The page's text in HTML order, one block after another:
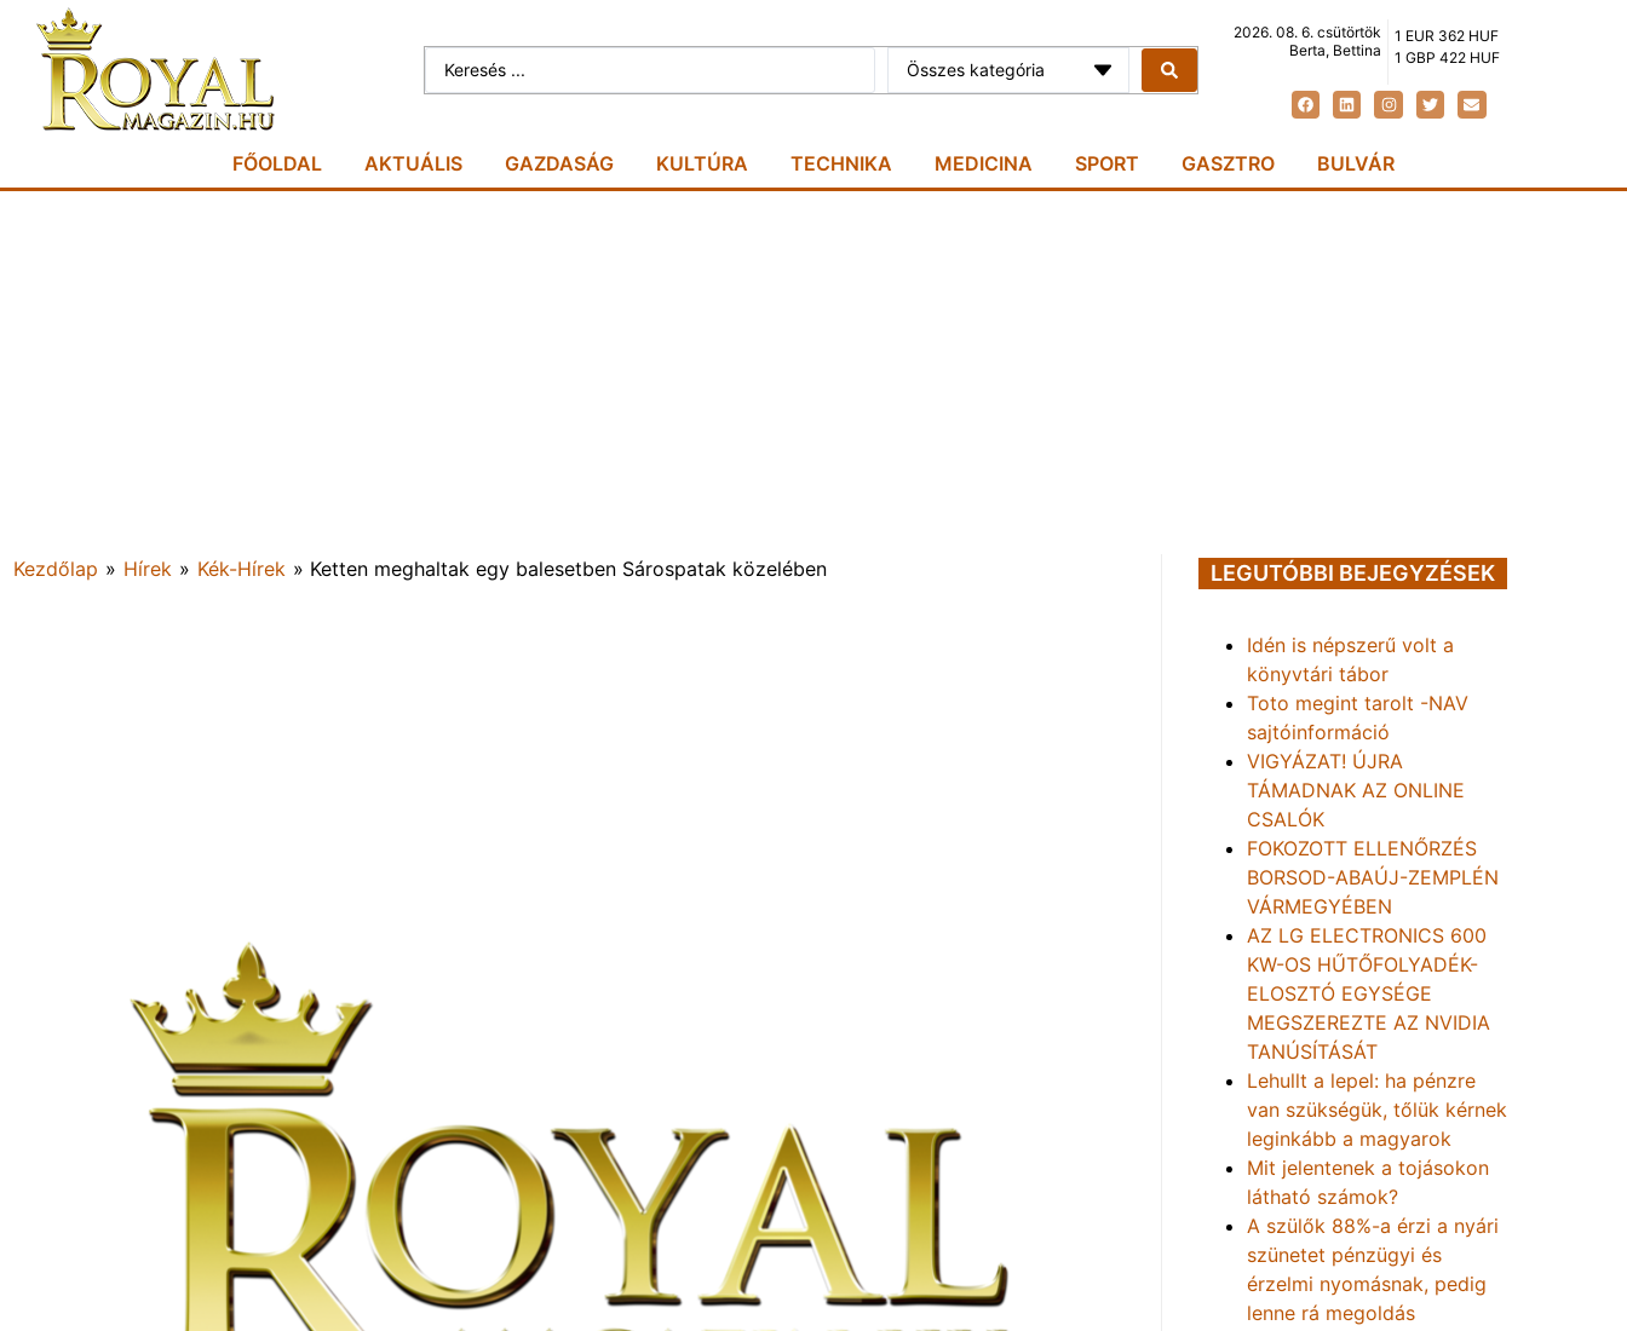
Összes kategória
2026. 08. 6. csütörtök
Berta, Bettina
1 EUR 362 HUF
1 GBP 422 HUF
FŐOLDAL AKTUÁLIS GAZDASÁG KULTÚRA TECHNIKA MEDICINA SPORT GASZTRO BULVÁR
Kezdőlap » Hírek » Kék-Hírek » Ketten meghaltak egy balesetben Sárospatak közelében LEGUTÓBBI BEJEGYZÉSEK
Idén is népszerű volt a
könyvtári tábor
Toto megint tarolt -NAV
sajtóinformáció
VIGYÁZAT! ÚJRA
TÁMADNAK AZ ONLINE
CSALÓK
FOKOZOTT ELLENŐRZÉS
BORSOD-ABAÚJ-ZEMPLÉN
VÁRMEGYÉBEN
AZ LG ELECTRONICS 600
KW-OS HŰTŐFOLYADÉK-
ELOSZTÓ EGYSÉGE
MEGSZEREZTE AZ NVIDIA
TANÚSÍTÁSÁT
Lehullt a lepel: ha pénzre
van szükségük, tőlük kérnek
leginkább a magyarok
Mit jelentenek a tojásokon
látható számok?
A szülők 88%-a érzi a nyári
szünetet pénzügyi és
érzelmi nyomásnak, pedig
lenne rá megoldás